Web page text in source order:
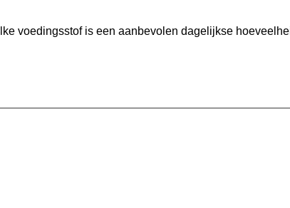
voedingsstof is een aanbevolen dagelijkse